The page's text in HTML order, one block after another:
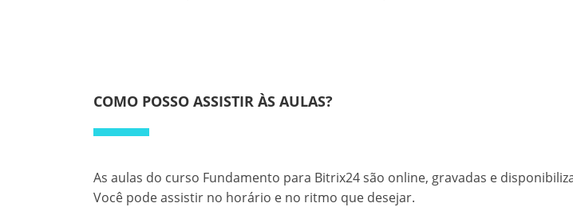
COMO POSSO ASSISTIR ÀS AULAS?
As aulas do curso Fundamento para Bitrix24 são online, gravadas e
Você pode assistir no horário e no ritmo que desejar.